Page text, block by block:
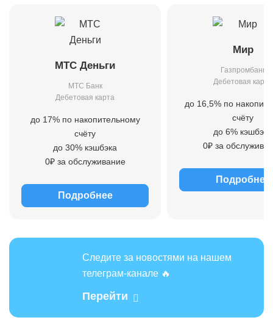
МТС Деньги
МТС Банк
Дебетовая карта
до 17% по накопительному
счёту
до 30% кэшбэка
0₽ за обслуживание
Подробнее
Мир
Газпромбанк
Дебетовая карта
до 16,5% по
счёту
до 6% кэшбэка
0₽ за
Подробнее
Следите за новостями на нашем
телеграм-канале 🔥
Перейти